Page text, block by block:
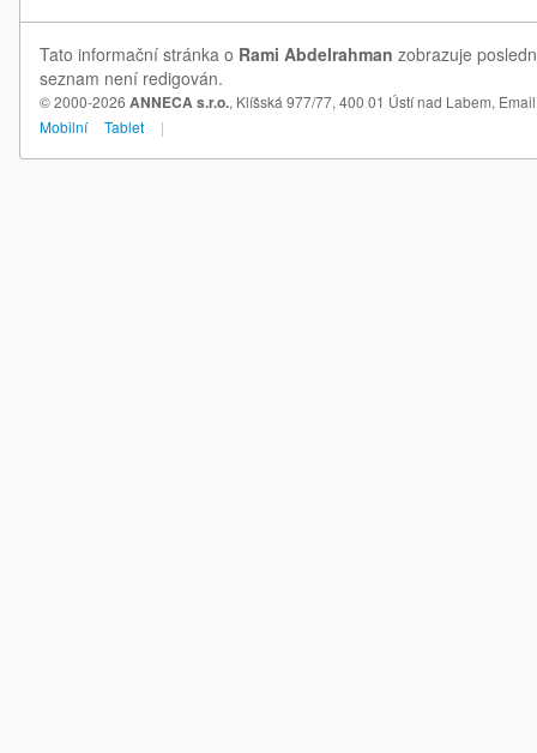
Tato informační stránka o Rami Abdelrahman zobrazuje
seznam není redigován.
© 2000-2026 ANNECA s.r.o., Klíšská 977/77, 400 01 Ústí nad Labem,
Mobilní
Tablet |